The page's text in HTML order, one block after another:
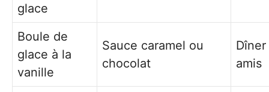
glace
Boule de
glace à la
vanille
Sauce caramel ou
chocolat
amis